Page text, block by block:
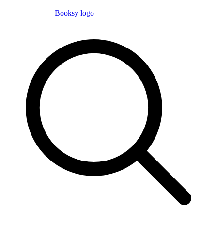
Booksy logo